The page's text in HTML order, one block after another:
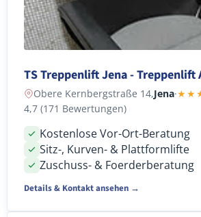
TS Treppenlift Jena - Treppenlift
Obere Kernbergstraße 14,Jena·
4,7 (171 Bewertungen)
Kostenlose Vor-Ort-Beratung
Sitz-, Kurven- & Plattformlifte
Zuschuss- & Foerderberatung
Details & Kontakt ansehen →